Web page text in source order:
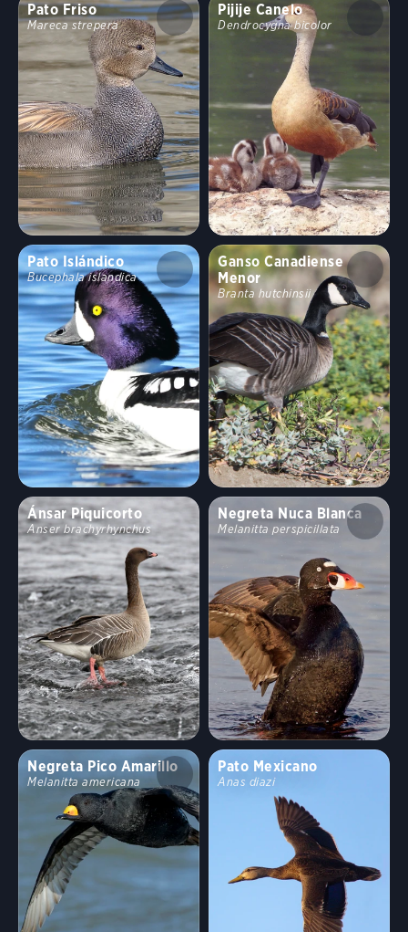
Pato Friso
Mareca strepera
Pijije Canelo
Dendrocygna bicolor
Pato Islándico
Bucephala islandica
Ganso Canadiense
Menor
Branta hutchinsii
Ánsar Piquicorto
Anser brachyrhynchus
Negreta Nuca Blanca
Melanitta perspicillata
Negreta Pico Amarillo
Melanitta americana
Pato Mexicano
Anas diazi